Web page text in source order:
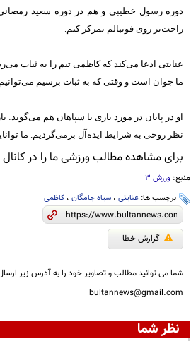
دوره رسول خطیبی و هم در دوره سعید رمضانی
راحت‌تر روی فوتبالم تمرکز کنم.
عنایتی ادعا می‌کند که کاظمی تیم را به ثبات
ما جوان است و وقتی که به ثبات برسیم
او در پایان در مورد بازی با سپاهان هم می‌گوید:
نظر روحی به شرایط ایده‌آل برمی‌گردیم. ما
برای مشاهده مطالب ورزشی ما را در
منبع: ورزش 3
برچسب ها: عنایتی، سیاه جامگان، کاظمی
گزارش خطا
شما می توانید مطالب و تصاویر خود را به آدرس زیر
bultannews@gmail.com
نظر شما